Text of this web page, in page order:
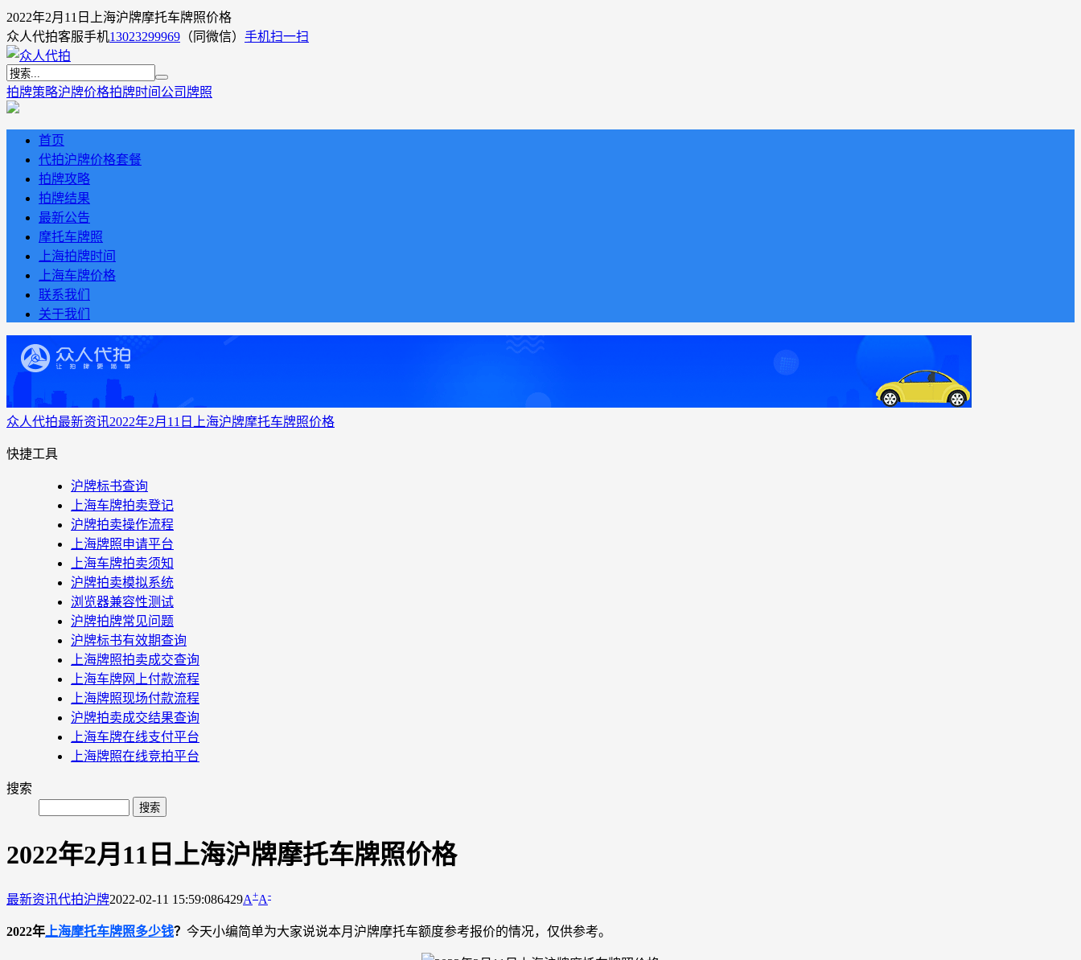
2022年2月11日上海沪牌摩托车牌照价格
众人代拍客服手机13023299969 （同微信） 手机扫一扫
拍牌策略沪牌价格拍牌时间 公司牌照
首页
代拍沪牌价格套餐
拍牌攻略
拍牌结果
最新公告
摩托车牌照
上海拍牌时间
上海车牌价格
联系我们
关于我们
众人代拍最新资讯2022年2月11日上海沪牌摩托车牌照价格
快捷工具
沪牌标书查询
上海车牌拍卖登记
沪牌拍卖操作流程
上海牌照申请平台
上海车牌拍卖须知
沪牌拍卖模拟系统
浏览器兼容性测试
沪牌拍牌常见问题
沪牌标书有效期查询
上海牌照拍卖成交查询
上海车牌网上付款流程
上海牌照现场付款流程
沪牌拍卖成交结果查询
上海车牌在线支付平台
上海牌照在线竞拍平台
搜索
2022年2月11日上海沪牌摩托车牌照价格
最新资讯代拍沪牌2022-02-11 15:59:086429A+A-
2022年 上海摩托车牌照多少钱？ 今天小编简单为大家说说本月沪牌摩托车额度参考报价的情况，仅供参考。